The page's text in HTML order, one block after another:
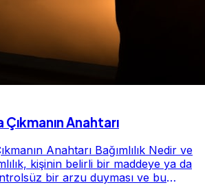
Çıkmanın Anahtarı
Anahtarı Bağımlılık Nedir ve
kişinin belirli bir maddeye ya da
bir arzu duyması ve bu